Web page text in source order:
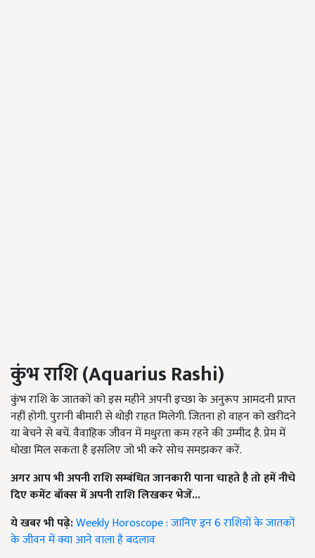
कुंभराशि(Aquarius Rashi)
कुंभ राशि के जातकों को इस महीने अपनी इच्छा के अनुरूप आमदनी प्राप्त
नहीं होगी. पुरानी बीमारी से थोड़ी राहत मिलेगी. जितना हो वाहन को खरीदने
या बेचने से बचें. वैवाहिक जीवन में मधुरता कम रहने की उम्मीद है. प्रेम में
धोखा मिल सकता है इसलिए जो भी करे सोच समझकर करें.
अगरआपभीअपनीराशिसम्बंधितजानकारीपानाचाहतेहैतोहमेंनीचे
दिएकमेंटबॉक्समेंअपनीराशिलिखकरभेजें...
ये खबर भी पढ़े:Weekly Horoscope : जानिए इन 6 राशियों के जातकों
के जीवन में क्या आने वाला है बदलाव